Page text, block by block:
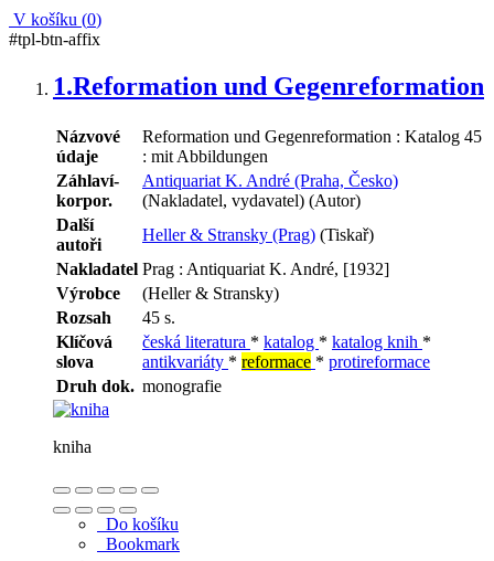
V košíku (0)
#tpl-btn-affix
1.Reformation und Gegenreformation
Názvové
údaje
Reformation und Gegenreformation : Katalog 45
: mit Abbildungen
Záhlaví-
korpor.
Antiquariat K. André (Praha, Česko)
(Nakladatel, vydavatel) (Autor)
Další
autoři
Heller & Stransky (Prag) (Tiskař)
Nakladatel Prag : Antiquariat K. André, [1932]
Výrobce
(Heller & Stransky)
Rozsah
45 s.
Klíčová
slova
česká literatura * katalog * katalog knih *
antikvariáty * reformace * protireformace
Druh dok. monografie
kniha
Do košíku
Bookmark